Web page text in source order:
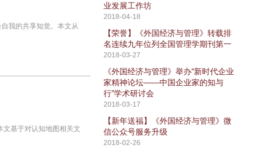
我的共享知觉。本文从
文基于对认知地图相关文
业发展工作坊
2018-04-18
【荣誉】《外国经济与管理》转载排
名连续九年位列全国管理学期刊第一
2018-03-27
《外国经济与管理》举办“新时代企业
家精神论坛——中国企业家的知与
行”学术研讨会
2018-03-17
【新年送福】《外国经济与管理》微
信公众号服务升级
2018-02-26